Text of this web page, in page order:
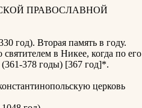
ПРАВОСЛАВНОЙ
год). Вторая память в году.
в Никее, когда по его
378 годы) [367 год]*.
церковь